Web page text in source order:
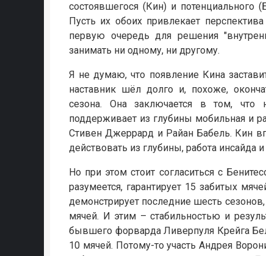
состоявшегося (Кин) и потенциального
Пусть их обоих привлекает
первую очередь для решения
занимать ни одному, ни другому.
Я не думаю, что появление Кина
наставник шёл долго и, похоже,
сезона. Она заключается в том, что
поддерживает из глубины мобильная и
Стивен Джеррард и Райан Бабель. Кин
действовать из глубины, работа
Но при этом стоит согласиться с
разумеется, гарантирует 15 забитых
демонстрирует последние шесть
мячей. И этим – стабильностью и
бывшего форварда Ливерпуля Крейга
10 мячей. Потому-то участь Андрея